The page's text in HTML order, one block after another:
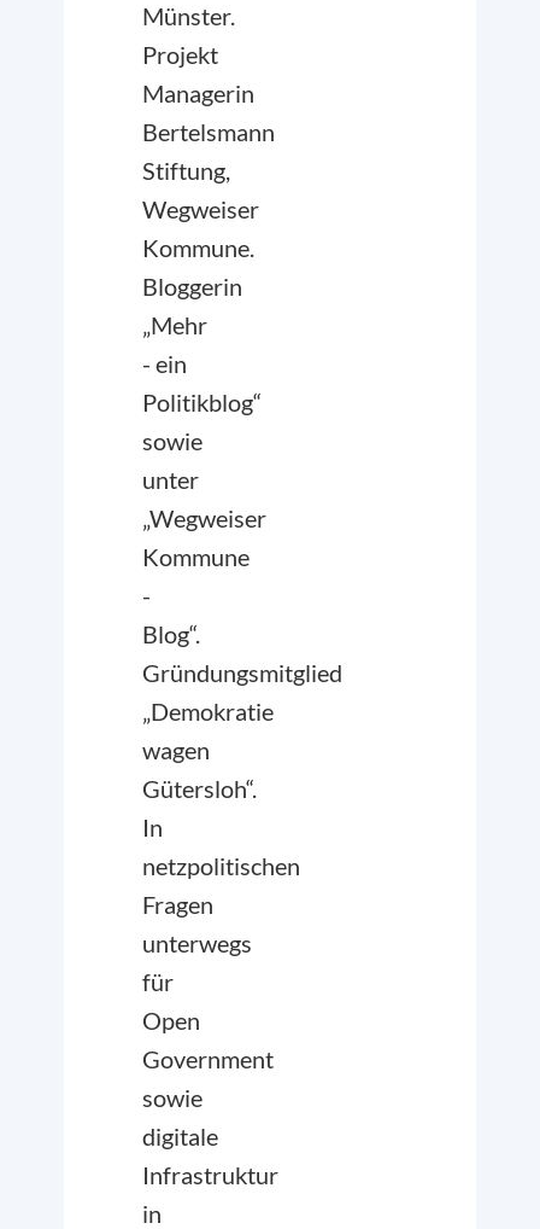
Münster.
Projekt
Managerin
Bertelsmann
Stiftung,
Wegweiser
Kommune.
Bloggerin
„Mehr
- ein
Politikblog“
sowie
unter
„Wegweiser
Kommune
-
Blog“.
Gründungsmitglied
„Demokratie
wagen
Gütersloh“.
In
netzpolitischen
Fragen
unterwegs
für
Open
Government
sowie
digitale
Infrastruktur
in